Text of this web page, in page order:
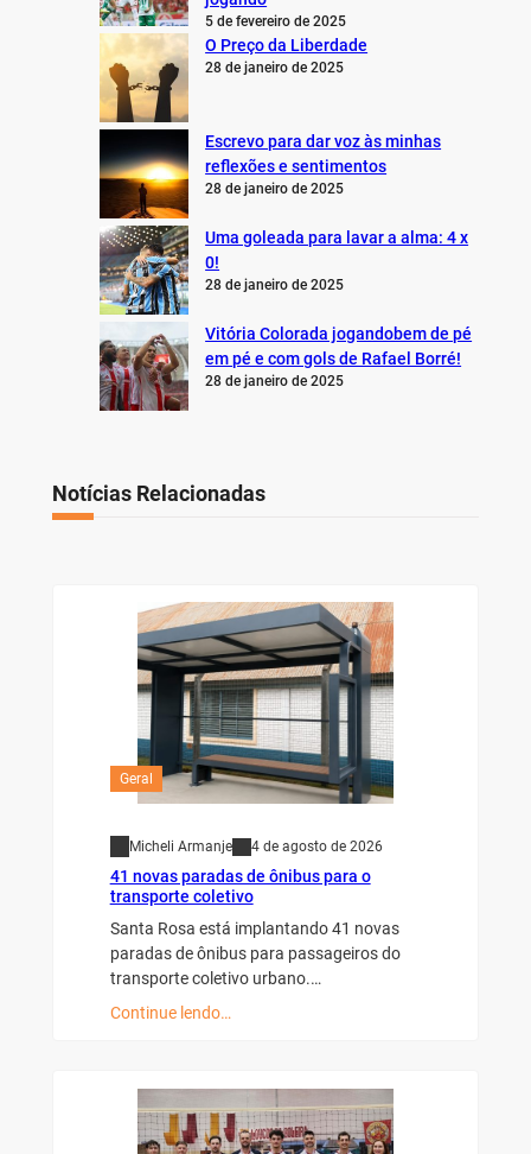
5 de fevereiro de 2025
O Preço da Liberdade
28 de janeiro de 2025
Escrevo para dar voz às minhas
reflexões e sentimentos
28 de janeiro de 2025
Uma goleada para lavar a alma: 4 x
0!
28 de janeiro de 2025
Vitória Colorada jogandobem de pé
em pé e com gols de Rafael Borré!
28 de janeiro de 2025
Notícias Relacionadas
Geral
Micheli Armanje 4 de agosto de 2026
41 novas paradas de ônibus para o
transporte coletivo
Santa Rosa está implantando 41 novas
paradas de ônibus para passageiros do
transporte coletivo urbano.…
Continue lendo…